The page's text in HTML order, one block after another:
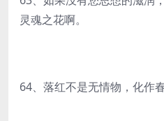
灵魂之花啊。
64、落红不是无情物，化作